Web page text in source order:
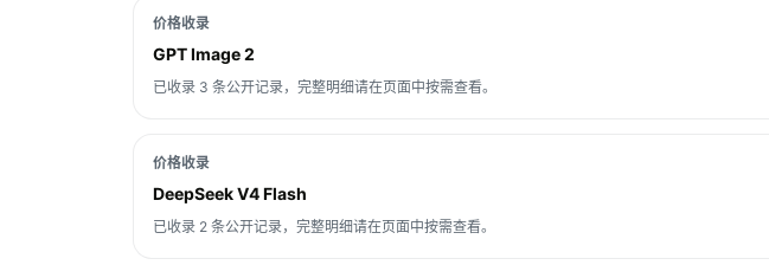
价格收录
GPT Image 2
已收录 3 条公开记录，完整明细请在页面中按需查看。
价格收录
DeepSeek V4 Flash
已收录 2 条公开记录，完整明细请在页面中按需查看。